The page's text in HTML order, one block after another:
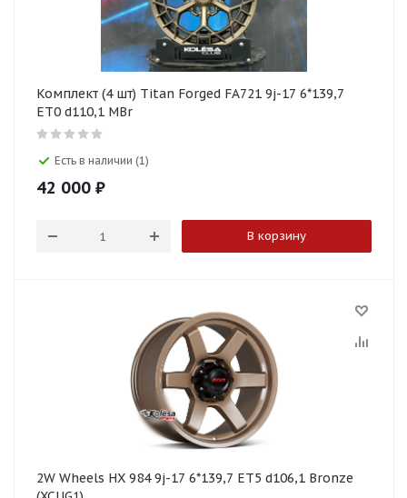
Комплект (4 шт) Titan Forged FA721 9j-17 6*139,7
ET0 d110,1 MBr
Есть в наличии (1)
42 000 ₽
В корзину
2W Wheels HX 984 9j-17 6*139,7 ET5 d106,1 Bronze